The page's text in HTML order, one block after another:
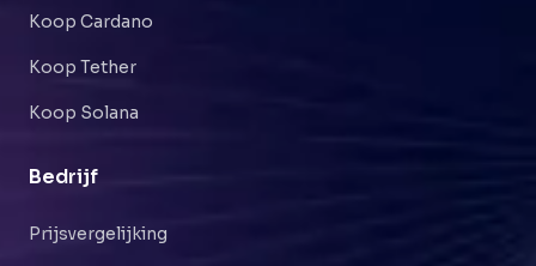
Koop Cardano
Koop Tether
Koop Solana
Bedrijf
Prijsvergelijking